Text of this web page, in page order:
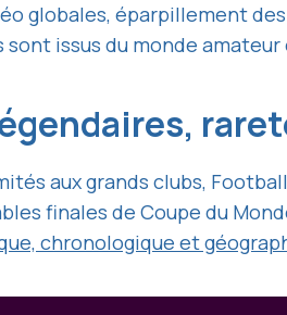
globales, éparpillement
issus du monde
aux grands clubs,
finales de Coupe du
chronologique et